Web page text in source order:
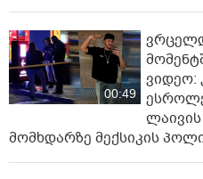
00:49
ვიდეო:
მომხდარზე მექსიკის